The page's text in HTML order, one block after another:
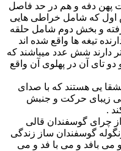
پهن دفه و هم در حد فاصل
اول که شامل خراطی هایی
و بخش دوم شامل حلقه
تیغه ها واقع شده اند
که قطر تقریبی ۱۵۰میلیمتر دارند شش عدد میباشند که
دو تای آن در پهلوی آن واقع
یی هستند که با صدای
زیبای حرکت و جنبش
.
چرای گوسفندان قالی
گوسفندان ساز زندگی
می بافد و می با فد و می